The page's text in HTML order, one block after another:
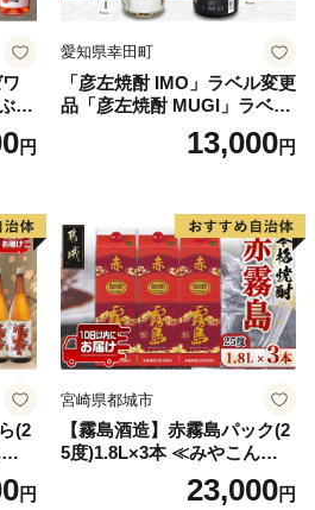
ど
円
愛知県幸田町
「彦左焼酎 IMO」ラベル変更
品「彦左焼酎 MUGI」ラベル
変更品 飲み比べ セット 合計
2本 720ml×各1本 25度 焼酎
13,000円
(2
ょ
円
宮崎県都城市
【霧島酒造】赤霧島パック(2
5度)1.8L×3本 ≪みやこんじょ
特急便≫_23-07-K03P-1800-3
23,000円